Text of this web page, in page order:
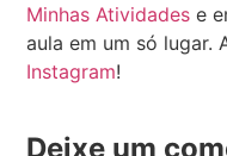
Minhas Atividades e
aula em um só lugar.
Instagram!
Deixe um